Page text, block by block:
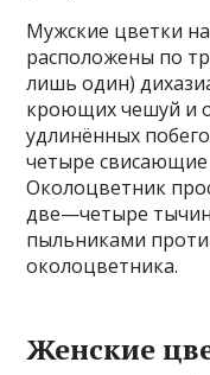
Мужские цветки
расположены по
лишь один)
кроющих чешуй и
удлинённых
четыре
Околоцветник
две—четыре
пыльниками
околоцветника.
Женские